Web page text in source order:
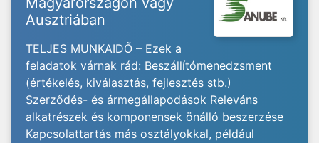
Ausztriában
TELJES MUNKAIDŐ – Ezek a
feladatok várnak rád: Beszállítómenedzsment
(értékelés, kiválasztás, fejlesztés stb.)
Szerződés- és ármegállapodások Releváns
alkatrészek és komponensek önálló beszerzése
Kapcsolattartás más osztályokkal, például